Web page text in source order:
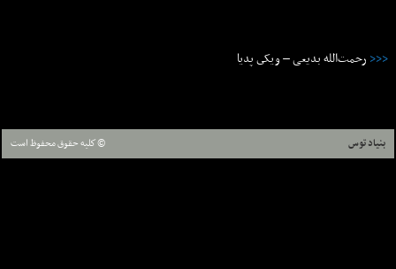
<<< رحمت‌الله بدیعی – ويکى پديا
بنیاد توس © كليه حقوق محفوظ است